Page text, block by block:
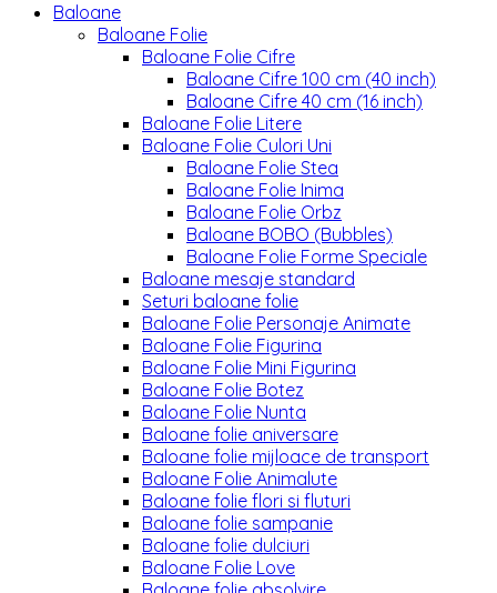
Baloane
Baloane Folie
Baloane Folie Cifre
Baloane Cifre 100 cm (40 inch)
Baloane Cifre 40 cm (16 inch)
Baloane Folie Litere
Baloane Folie Culori Uni
Baloane Folie Stea
Baloane Folie Inima
Baloane Folie Orbz
Baloane BOBO (Bubbles)
Baloane Folie Forme Speciale
Baloane mesaje standard
Seturi baloane folie
Baloane Folie Personaje Animate
Baloane Folie Figurina
Baloane Folie Mini Figurina
Baloane Folie Botez
Baloane Folie Nunta
Baloane folie aniversare
Baloane folie mijloace de transport
Baloane Folie Animalute
Baloane folie flori si fluturi
Baloane folie sampanie
Baloane folie dulciuri
Baloane Folie Love